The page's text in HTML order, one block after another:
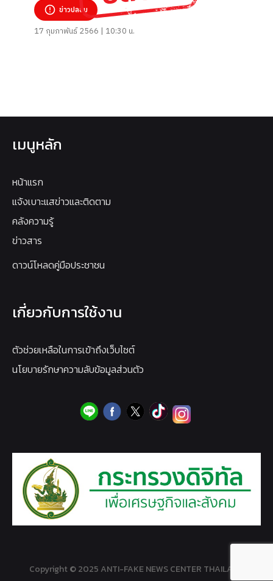
ข่าวปลอม
17 กุมภาพันธ์ 2566 | 10:30 น.
เมนูหลัก
หน้าแรก
แจ้งเบาะแสข่าวและติดตาม
คลังความรู้
ข่าวสาร
ดาวน์โหลดคู่มือประชาชน
เกี่ยวกับการใช้งาน
ตัวช่วยเหลือในการเข้าถึงเว็บไซต์
นโยบายรักษาความลับข้อมูลส่วนตัว
Copyright © 2025 ANTI-FAKE NEWS CENTER THAILAND